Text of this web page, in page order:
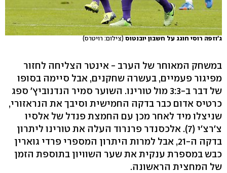
ג'וזפה רוסי חוגג על חשבון יובנטוס(צילום: רויטרס)
במשחק המאוחר של הערב - אינטר הצליחה לחזור
מפיגור פעמיים, בעשרה שחקנים, אבל סיימה בסופו
של דבר ב-3:3 מול טורינו. השוער סמיר הנדנוביץ' ספג
כרטיס אדום כבר בדקה החמישית וסיבך את הנראזורי,
שניצלו מיד לאחר מכן עם החמצת פנדל של אלסיו
צ'רצ'י (7). אלכסנדר פרנרוד העלה את טורינו ליתרון
בדקה ה-21, אבל למרות היתרון המספרי פרדי גוארין
כבש במספרת ענקית את שער השוויון בתוספת הזמן
של המחצית הראשונה.